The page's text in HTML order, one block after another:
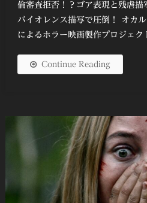
倫審査拒否！？ゴア表現と残虐描
バイオレンス描写で圧倒！ オカ
によるホラー映画製作プロジェ
Continue Reading